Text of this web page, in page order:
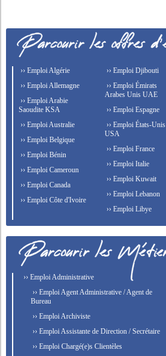
›› Emploi Algérie
›› Emploi Allemagne
›› Emploi Arabie
Saoudite KSA
›› Emploi Australie
›› Emploi Belgique
›› Emploi Bénin
›› Emploi Cameroun
›› Emploi Canada
›› Emploi Côte d'Ivoire
›› Emploi Djibouti
›› Emploi Émirats
Arabes Unis UAE
›› Emploi Espagne
›› Emploi États-Unis
USA
›› Emploi France
›› Emploi Italie
›› Emploi Kuwait
›› Emploi Lebanon
›› Emploi Libye
›› Emploi Administrative
›› Emploi Agent Administrative / Agent de
Bureau
›› Emploi Archiviste
›› Emploi Assistante de Direction / Secrétaire
›› Emploi Chargé(e)s Clientèles